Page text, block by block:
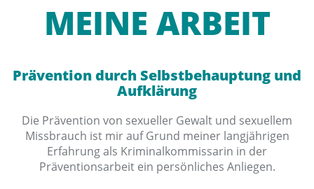
MEINE ARBEIT
Prävention durch Selbstbehauptung und
Aufklärung
Die Prävention von sexueller Gewalt und sexuellem
Missbrauch ist mir auf Grund meiner langjährigen
Erfahrung als Kriminalkommissarin in der
Präventionsarbeit ein persönliches Anliegen.